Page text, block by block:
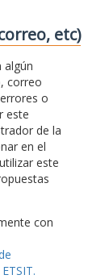
etc)
algún
correo
o
este
de la
en el
este
con